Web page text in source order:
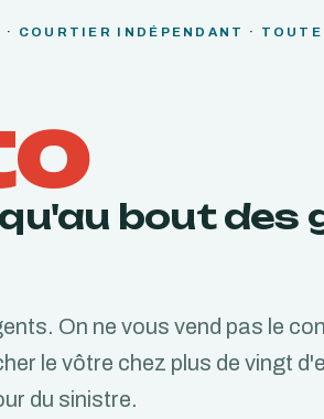
COURTIER INDÉPENDANT · TOUTE
bout des
On ne vous vend pas le
le vôtre chez plus de vingt
du sinistre.